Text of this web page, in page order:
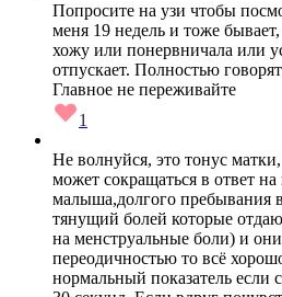
Попросите на узи чтобы
меня 19 недель и тоже
хожу или понервничала или
отпускает. Полностью
Главное не переживайте
1
Не волнуйся, это тонус
может сокращаться в ответ
малыша,долгого пребывания
тянущий болей которые
на менструальные боли) и
переодичностью то всё
нормальный показатель если